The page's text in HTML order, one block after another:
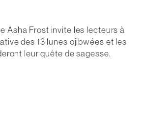
Asha Frost invite les lecteurs à
des 13 lunes ojibwées et les
leur quête de sagesse.